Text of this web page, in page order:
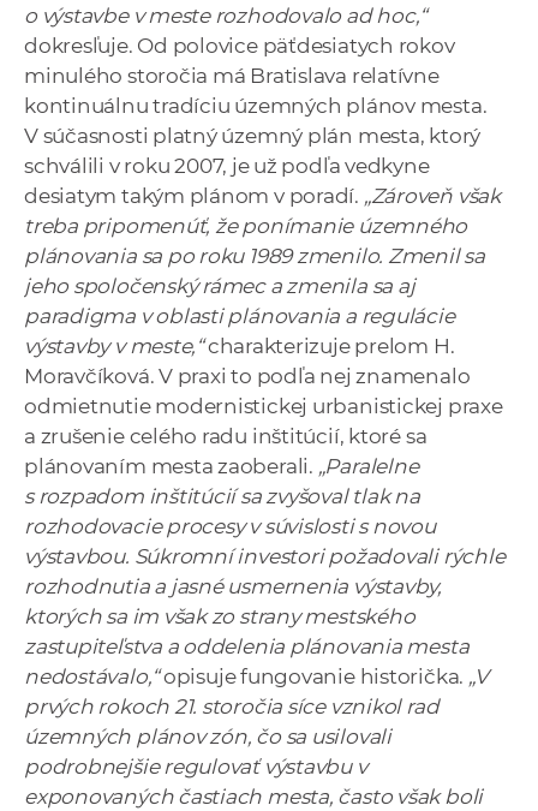
o výstavbe v meste rozhodovalo ad hoc,“
dokresľuje. Od polovice päťdesiatych rokov
minulého storočia má Bratislava relatívne
kontinuálnu tradíciu územných plánov mesta.
V súčasnosti platný územný plán mesta, ktorý
schválili v roku 2007, je už podľa vedkyne
desiatym takým plánom v poradí. „Zároveň však
treba pripomenúť, že ponímanie územného
plánovania sa po roku 1989 zmenilo. Zmenil sa
jeho spoločenský rámec a zmenila sa aj
paradigma v oblasti plánovania a regulácie
výstavby v meste,“charakterizuje prelom H.
Moravčíková. V praxi to podľa nej znamenalo
odmietnutie modernistickej urbanistickej praxe
a zrušenie celého radu inštitúcií, ktoré sa
plánovaním mesta zaoberali. „Paralelne
s rozpadom inštitúcií sa zvyšoval tlak na
rozhodovacie procesy v súvislosti s novou
výstavbou. Súkromní investori požadovali rýchle
rozhodnutia a jasné usmernenia výstavby,
ktorých sa im však zo strany mestského
zastupiteľstva a oddelenia plánovania mesta
nedostávalo,“opisuje fungovanie historička. „V
prvých rokoch 21. storočia síce vznikol rad
územných plánov zón, čo sa usilovali
podrobnejšie regulovať výstavbu v
exponovaných častiach mesta, často však boli